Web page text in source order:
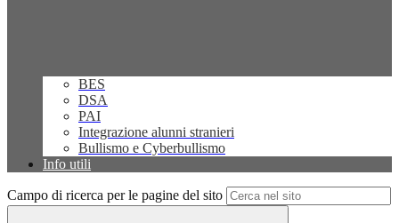
BES
DSA
PAI
Integrazione alunni stranieri
Bullismo e Cyberbullismo
Info utili
Campo di ricerca per le pagine del sito